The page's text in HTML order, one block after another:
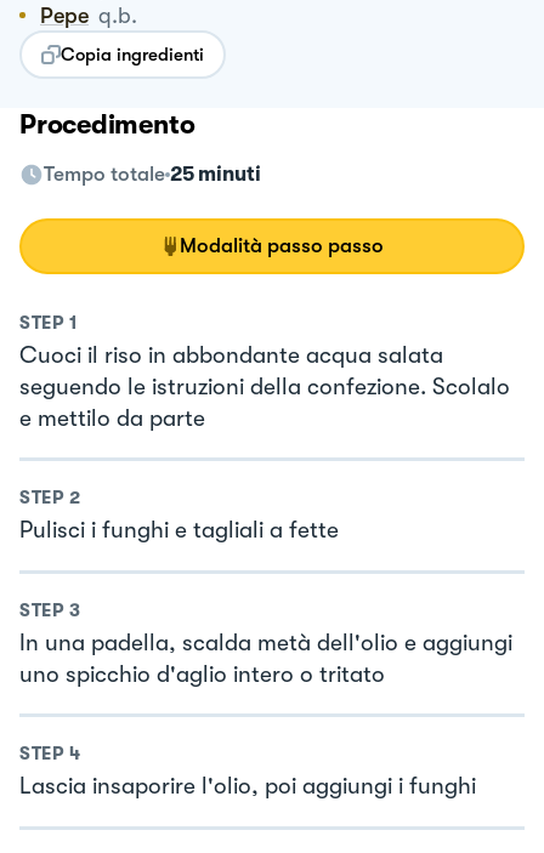
Pepe q.b.
Copia ingredienti
Procedimento
Tempo totale 25 minuti
Modalità passo passo
STEP 1
Cuoci il riso in abbondante acqua salata
seguendo le istruzioni della confezione. Scolalo
e mettilo da parte
STEP 2
Pulisci i funghi e tagliali a fette
STEP 3
In una padella, scalda metà dell'olio e aggiungi
uno spicchio d'aglio intero o tritato
STEP 4
Lascia insaporire l'olio, poi aggiungi i funghi